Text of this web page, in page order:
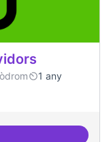
1 any